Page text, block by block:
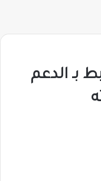
بـ الدعم